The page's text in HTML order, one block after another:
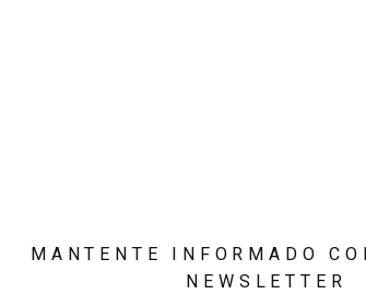
MANTENTE INFORMADO
NEWSLETTER